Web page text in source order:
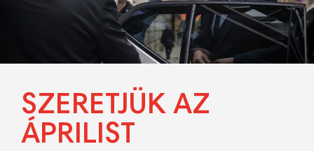
SZERETJÜK AZ
ÁPRILIST